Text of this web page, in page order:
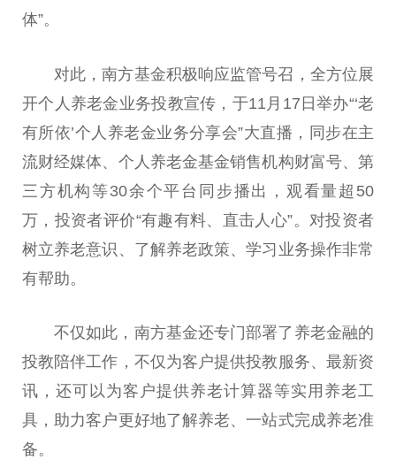
体”。
对此，南方基金积极响应监管号召，全方位展
开个人养老金业务投教宣传，于11月17日举办“‘老
有所依’个人养老金业务分享会”大直播，同步在主
流财经媒体、个人养老金基金销售机构财富号、第
三方机构等30余个平台 同步播出，观看量超50
万， 投资者评价“有趣有料、直击人心”。对投资者
树立养老意识、了解养老政策、学习 业务操作非常
有帮助。
不仅如此，南方基金还专门部署了养老金融的
投教陪伴工作，不仅为客户提供投教服务、最新资
讯，还可以为客户提供养老计算器等实用养老工
具，助力客户更好地了解养老、一站式完成养老准
备。